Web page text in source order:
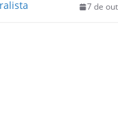
7 de